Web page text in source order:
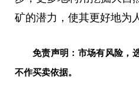
矿的潜力，使其更好地为
免责声明：市场有风险，
不作买卖依据。